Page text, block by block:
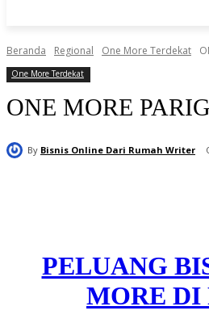
Beranda Regional One More Terdekat
One More Terdekat
ONE MORE
By Bisnis Online Dari Rumah Writer
PELUANG
MORE DI